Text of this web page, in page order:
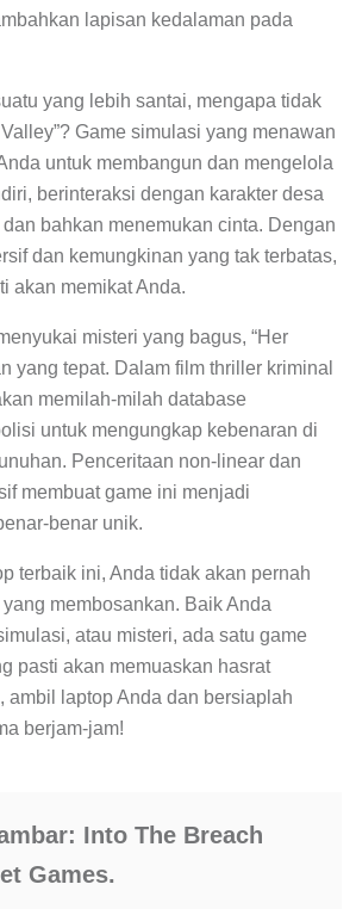
lapisan kedalaman pada
yang lebih santai, mengapa tidak
Game simulasi yang menawan
untuk membangun dan mengelola
berinteraksi dengan karakter desa
bahkan menemukan cinta. Dengan
dan kemungkinan yang tak terbatas,
akan memikat Anda.
misteri yang bagus, “Her
yang tepat. Dalam film thriller kriminal
memilah-milah database
untuk mengungkap kebenaran di
Penceritaan non-linear dan
membuat game ini menjadi
benar unik.
terbaik ini, Anda tidak akan pernah
membosankan. Baik Anda
atau misteri, ada satu game
pasti akan memuaskan hasrat
ambil laptop Anda dan bersiaplah
berjam-jam!
Into The Breach
Games.